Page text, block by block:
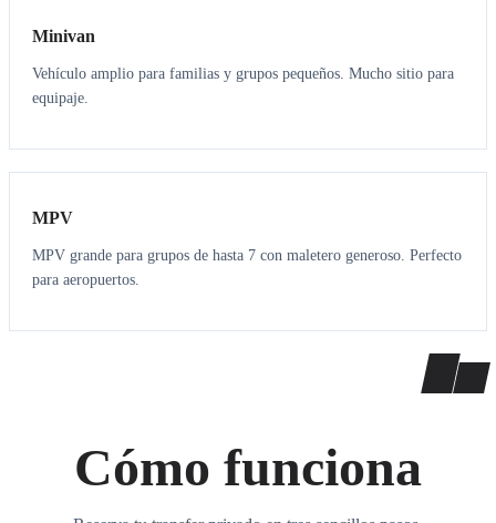
Minivan
Vehículo amplio para familias y grupos pequeños. Mucho sitio para
equipaje.
7 7
MPV
MPV grande para grupos de hasta 7 con maletero generoso. Perfecto
para aeropuertos.
Cómo funciona